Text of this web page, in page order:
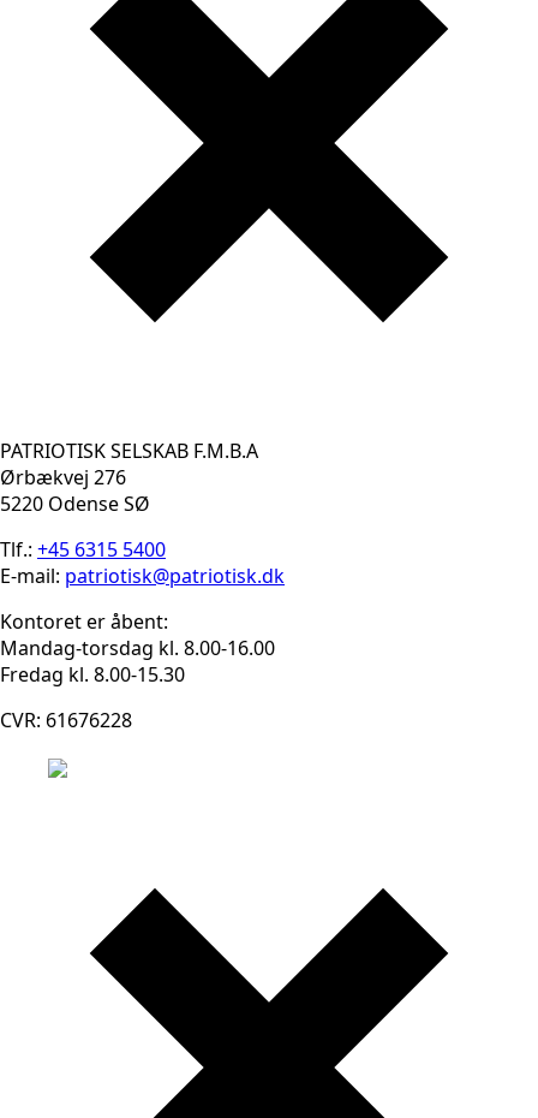
PATRIOTISK SELSKAB F.M.B.A
Ørbækvej 276
5220 Odense SØ
Tlf.: +45 6315 5400
E-mail: patriotisk@patriotisk.dk
Kontoret er åbent:
Mandag-torsdag kl. 8.00-16.00
Fredag kl. 8.00-15.30
CVR: 61676228